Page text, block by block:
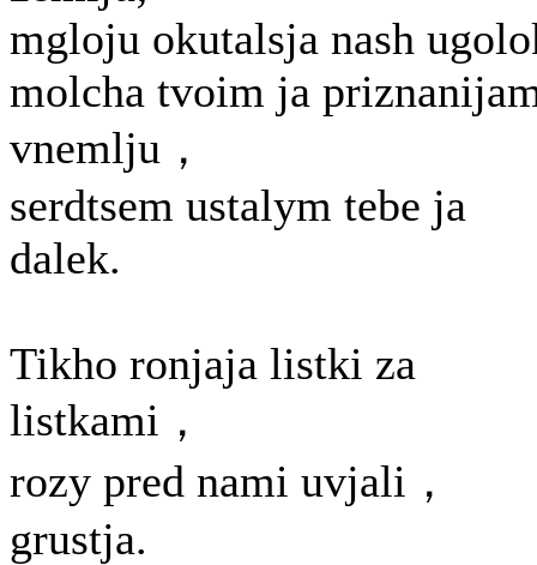
mgloju okutalsja nash
molcha tvoim ja
vnemlju，
serdtsem ustalym tebe ja
dalek.
Tikho ronjaja listki za
listkami，
rozy pred nami uvjali，
grustja.